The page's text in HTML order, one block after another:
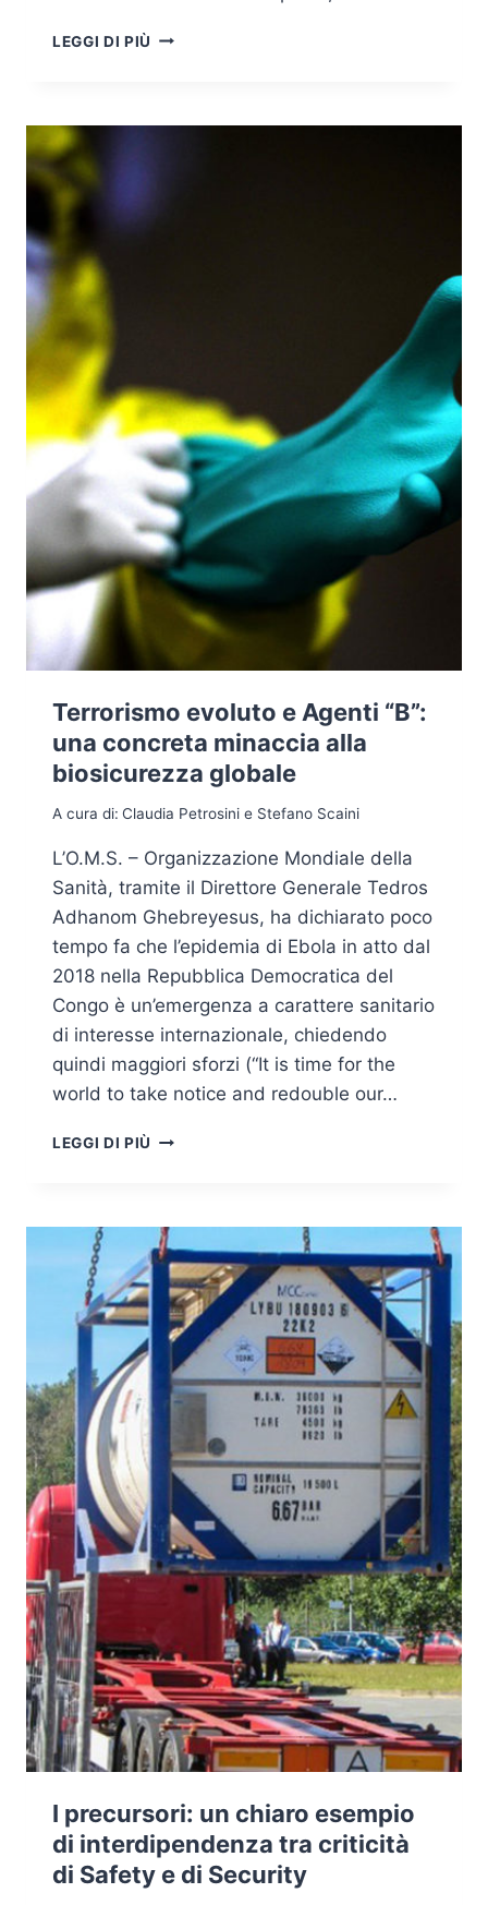
LEGGI DI PIÙ TEAR
AEROSOL
GESTIONE
Terrorismo evoluto e Agenti “B”:
una concreta minaccia alla
biosicurezza globale
A cura di: Claudia Petrosini e Stefano Scaini
L’O.M.S. – Organizzazione Mondiale della
Sanità, tramite il Direttore Generale Tedros
Adhanom Ghebreyesus, ha dichiarato poco
tempo fa che l’epidemia di Ebola in atto dal
2018 nella Repubblica Democratica del
Congo è un’emergenza a carattere sanitario
di interesse internazionale, chiedendo
quindi maggiori sforzi (“It is time for the
world to take notice and redouble our…
LEGGI DI PIÙ TERRORISMO
“B”:
UNA
CONCRETA
MINACCIA
ALLA
BIOSICUREZZA
GLOBALE
I precursori: un chiaro esempio
di interdipendenza tra criticità
di Safety e di Security